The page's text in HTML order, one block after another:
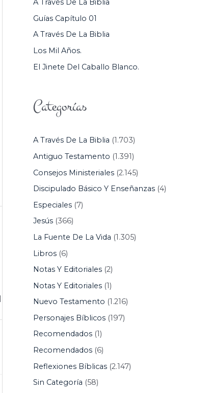
R
:
A Través De La Biblia
Guías Capítulo 01
A Través De La Biblia
Los Mil Años.
El Jinete Del Caballo Blanco.
Categorías
A Través De La Biblia (1.703)
Antiguo Testamento (1.391)
Consejos Ministeriales(2.145)
Discipulado Básico Y Enseñanzas(4)
Especiales(7)
Jesús(366)
La Fuente De La Vida (1.305)
Libros(6)
Notas Y Editoriales(2)
Notas Y Editoriales(1)
Nuevo Testamento (1.216)
Personajes Bíblicos(197)
Recomendados(1)
Recomendados(6)
Reflexiones Bíblicas(2.147)
Sin Categoría (58)